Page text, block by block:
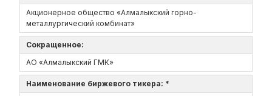
Акционерное общество «Алмалыкский горно-
металлургический комбинат»
Сокращенное:
АО «Алмалыкский ГМК»
Наименование биржевого тикера: *